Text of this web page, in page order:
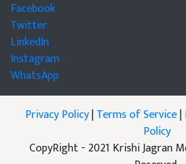
Facebook
Twitter
LinkedIn
Instagram
WhatsApp
Privacy Policy|Terms of Service|
Policy
CopyRight - 2021 Krishi Jagran